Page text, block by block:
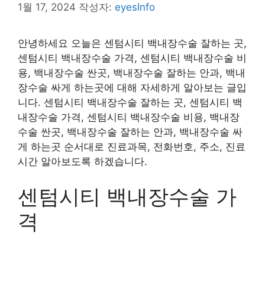
1월 17, 2024 작성자: eyesInfo
안녕하세요 오늘은 센텀시티 백내장수술 잘하는 곳,
센텀시티 백내장수술 가격, 센텀시티 백내장수술 비
용, 백내장수술 싼곳, 백내장수술 잘하는 안과, 백내
장수술 싸게 하는곳에 대해 자세하게 알아보는 글입
니다. 센텀시티 백내장수술 잘하는 곳, 센텀시티 백
내장수술 가격, 센텀시티 백내장수술 비용, 백내장
수술 싼곳, 백내장수술 잘하는 안과, 백내장수술 싸
게 하는곳 순서대로 진료과목, 전화번호, 주소, 진료
시간 알아보도록 하겠습니다.
센텀시티 백내장수술 가
격